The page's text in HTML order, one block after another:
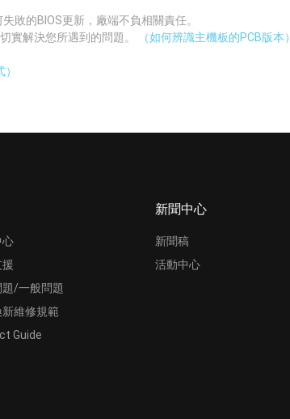
敗的BIOS更新，廠端不負相關責任。
實解決您所遇到的問題。
（如何辨識主機板的PCB版本）
心
題/一般問題
維修規範
Guide
新聞中心
新聞稿
活動中心